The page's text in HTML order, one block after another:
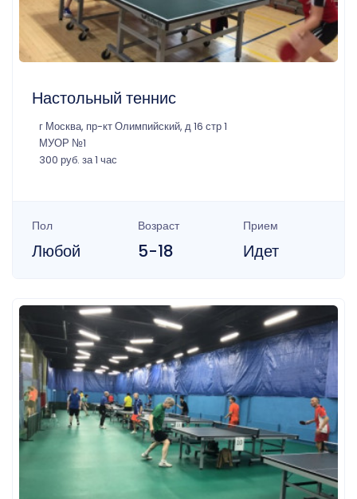
Настольный теннис
г Москва, пр-кт Олимпийский, д 16 стр 1
МУОР №1
300 руб. за 1 час
Пол
Любой
Возраст
5-18
Прием
Идет